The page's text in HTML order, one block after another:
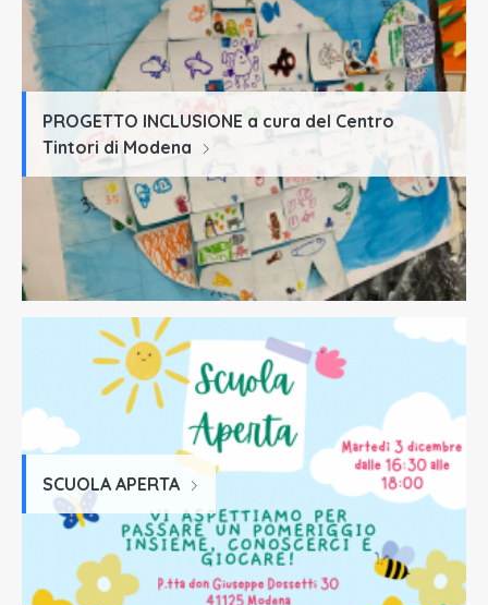
PROGETTO INCLUSIONE a cura del Centro
Tintori di Modena
SCUOLA APERTA